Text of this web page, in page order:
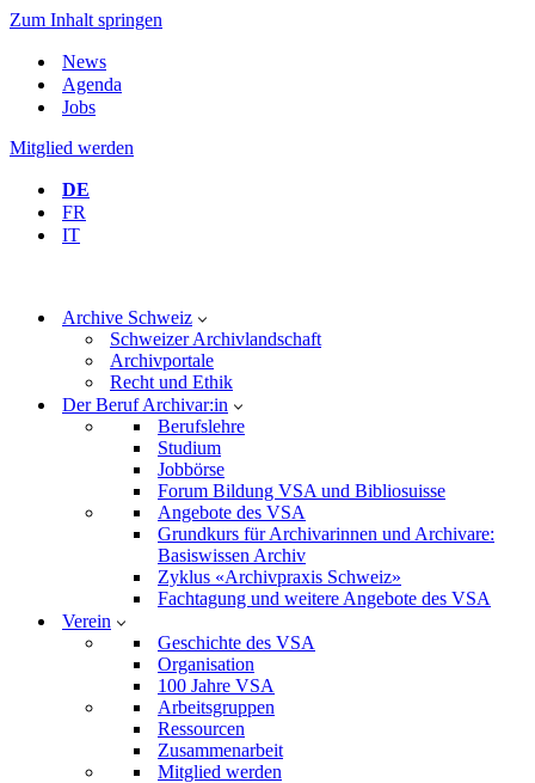
Zum Inhalt springen
News
Agenda
Jobs
Mitglied werden
DE
FR
IT
Archive Schweiz
Schweizer Archivlandschaft
Archivportale
Recht und Ethik
Der Beruf Archivar:in
Berufslehre
Studium
Jobbörse
Forum Bildung VSA und Bibliosuisse
Angebote des VSA
Grundkurs für Archivarinnen und Archivare:
Basiswissen Archiv
Zyklus «Archivpraxis Schweiz»
Fachtagung und weitere Angebote des VSA
Verein
Geschichte des VSA
Organisation
100 Jahre VSA
Arbeitsgruppen
Ressourcen
Zusammenarbeit
Mitglied werden